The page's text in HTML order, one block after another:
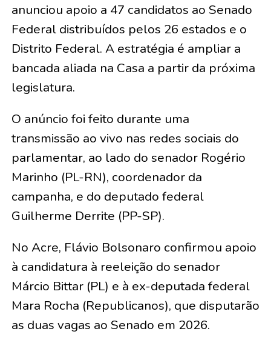
anunciou apoio a 47 candidatos ao Senado
Federal distribuídos pelos 26 estados e o
Distrito Federal. A estratégia é ampliar a
bancada aliada na Casa a partir da próxima
legislatura.
O anúncio foi feito durante uma
transmissão ao vivo nas redes sociais do
parlamentar, ao lado do senador Rogério
Marinho (PL-RN), coordenador da
campanha, e do deputado federal
Guilherme Derrite (PP-SP).
No Acre, Flávio Bolsonaro confirmou apoio
à candidatura à reeleição do senador
Márcio Bittar (PL) e à ex-deputada federal
Mara Rocha (Republicanos), que disputarão
as duas vagas ao Senado em 2026.